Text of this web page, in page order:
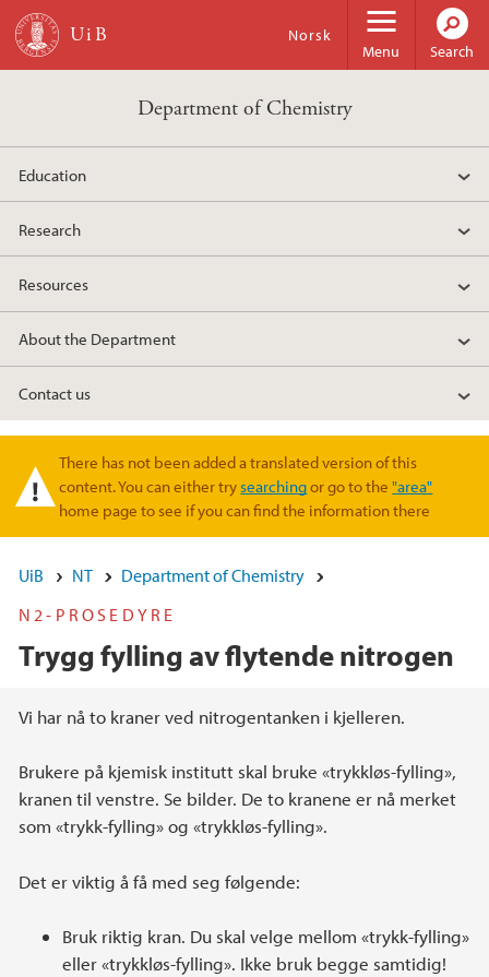
Skip to main content
Menu
Norsk
Search
Department of Chemistry
Education
Research
Resources
About the Department
Contact us
Warning message
There has not been added a translated version of this
content. You can either trysearchingor go to the"area"
home page to see if you can find the information there
UiB NT
Department of Chemistry
N2-PROSEDYRE
Trygg fylling av flytende nitrogen
Main content
Vi har nå to kraner ved nitrogentanken i kjelleren.
Brukere på kjemisk institutt skal bruke «trykkløs-fylling»,
kranen til venstre. Se bilder. De to kranene er nå merket
som «trykk-fylling» og «trykkløs-fylling».
Det er viktig å få med seg følgende:
Bruk riktig kran. Du skal velge mellom «trykk-fylling»
eller «trykkløs-fylling». Ikke bruk begge samtidig!